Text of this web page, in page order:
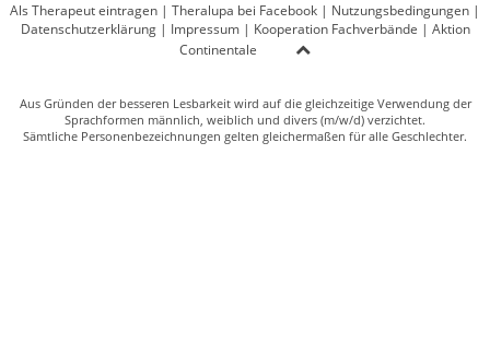
Als Therapeut eintragen | Theralupa bei Facebook | Nutzungsbedingungen |
Datenschutzerklärung| Impressum| Kooperation Fachverbände | Aktion
Continentale
Aus Gründen der besseren Lesbarkeit wird auf die gleichzeitige Verwendung der
Sprachformen männlich, weiblich und divers (m/w/d) verzichtet.
Sämtliche Personenbezeichnungen gelten gleichermaßen für alle Geschlechter.